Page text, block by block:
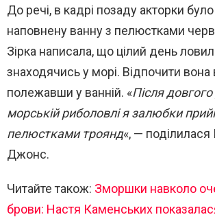
До речі, в кадрі позаду акторки
наповнену ванну з пелюстками
Зірка написала, що цілий день
знаходячись у морі. Відпочити вона
полежавши у ванній. «Після
морській риболовлі я залюбки
пелюстками троянд«, — поділилася
Джонс.
Читайте також: Зморшки навколо
брови: Настя Каменських